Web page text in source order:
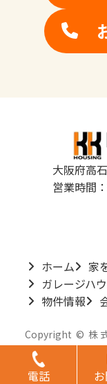
電話
グ グ
大阪府高
営業時間
ホーム 家
ガレージハ
物件情報
Copyright © 株
reserved.